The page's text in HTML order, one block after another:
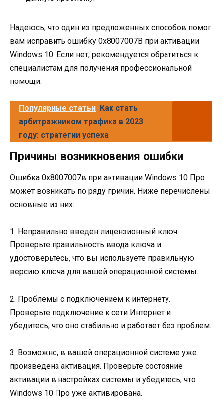
Надеюсь, что один из предложенных способов помог
вам исправить ошибку 0х8007007В при активации
Windows 10. Если нет, рекомендуется обратиться к
специалистам для получения профессиональной
помощи.
Популярные статьи Как стать
арбитражником трафика в 2023
году: стратегии успеха
Причины возникновения ошибки
Ошибка 0х8007007в при активации Windows 10 Про
может возникать по ряду причин. Ниже перечислены
основные из них:
1. Неправильно введен лицензионный ключ.
Проверьте правильность ввода ключа и
удостоверьтесь, что вы используете правильную
версию ключа для вашей операционной системы.
2. Проблемы с подключением к интернету.
Проверьте подключение к сети Интернет и
убедитесь, что оно стабильно и работает без проблем.
3. Возможно, в вашей операционной системе уже
произведена активация. Проверьте состояние
активации в настройках системы и убедитесь, что
Windows 10 Про уже активирована.